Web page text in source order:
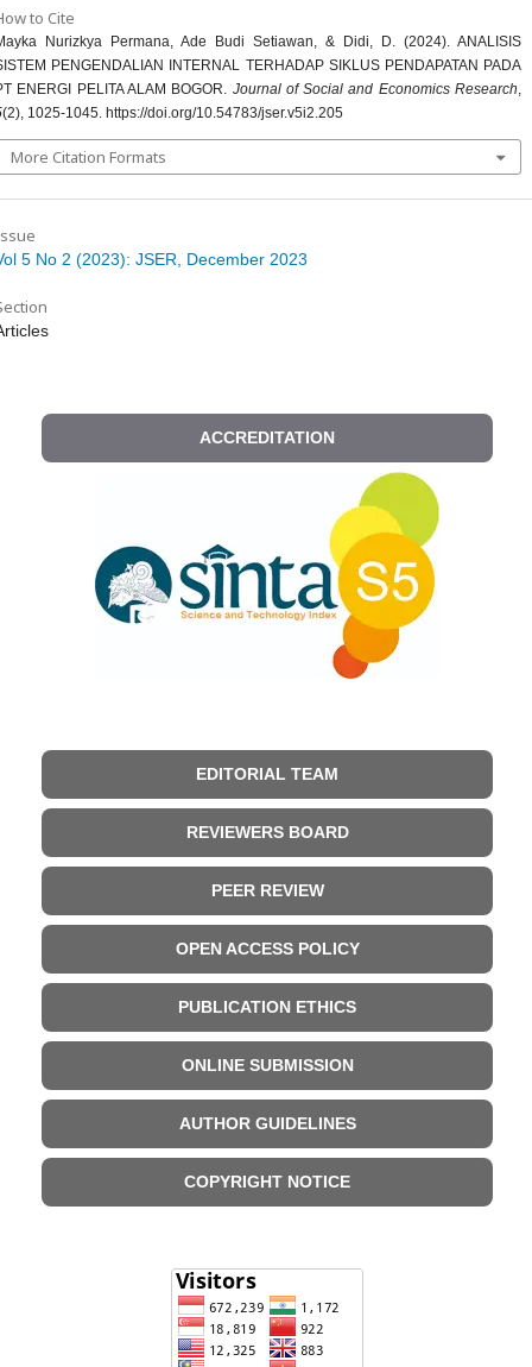
to Cite
Nurizkya Permana, Ade Budi Setiawan, & Didi, D. (2024). ANALISIS
PENGENDALIAN INTERNAL TERHADAP SIKLUS PENDAPATAN PADA
ENERGI PELITA ALAM BOGOR. Journal of Social and Economics Research,
(2), 1025-1045. https://doi.org/10.54783/jser.v5i2.205
More Citation Formats
5 No 2 (2023): JSER, December 2023
ACCREDITATION
EDITORIAL TEAM
REVIEWERS BOARD
PEER REVIEW
OPEN ACCESS POLICY
PUBLICATION ETHICS
ONLINE SUBMISSION
AUTHOR GUIDELINES
COPYRIGHT NOTICE